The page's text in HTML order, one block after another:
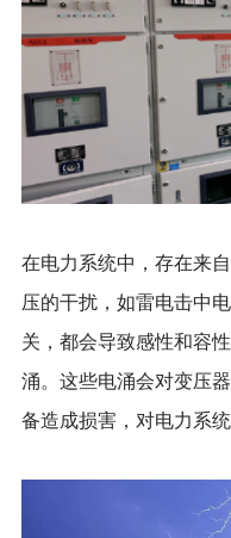
在电力系统中，存在来
压的干扰，如雷电击中
关，都会导致感性和容
涌。这些电涌会对变压
备造成损害，对电力系